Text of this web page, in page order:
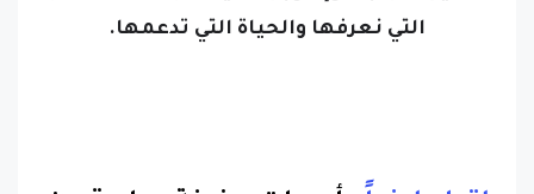
التي نعرفها والحياة التي تدعمها.